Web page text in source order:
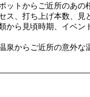
ットからご近所のあ
ス、打ち上げ本数、
から見頃時期、イベ
泉からご近所の意外